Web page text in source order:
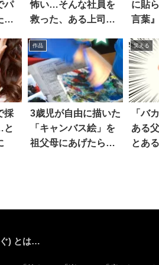
パ
怖い…そんな社員を
救った、ある上司の
に貼
言葉
採
と
作品
3歳児が自由に描いた
「キャンバス絵」を
祖父母にあげたら、
笑える
「バ
ある
とあ
) とは…